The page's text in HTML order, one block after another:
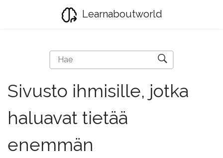
Learnaboutworld
Sivusto ihmisille, jotka
haluavat tietää
enemmän